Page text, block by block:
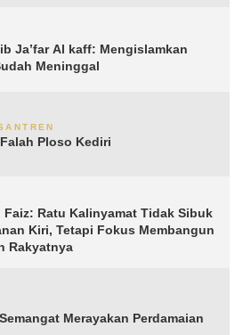
Ja’far Al kaff: Mengislamkan
Meninggal
Ploso Kediri
Faiz: Ratu Kalinyamat Tidak Sibuk
Kiri, Tetapi Fokus Membangun
Rakyatnya
Merayakan Perdamaian